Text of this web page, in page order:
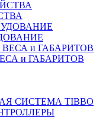
и ГАБАРИТОВ
СИСТЕМА TIBBO